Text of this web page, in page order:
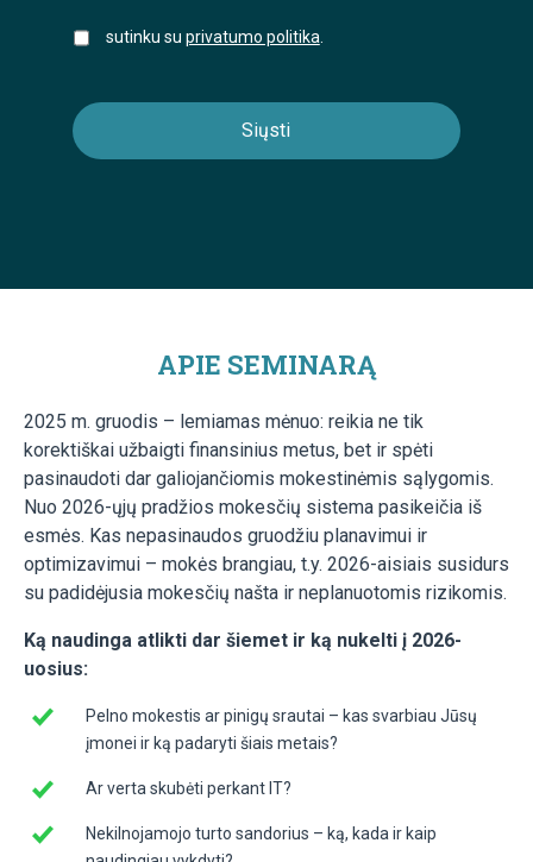
sutinku su privatumo politika
APIE SEMINARĄ
2025 m. gruodis – lemiamas mėnuo: reikia ne tik
korektiškai užbaigti finansinius metus, bet ir spėti
pasinaudoti dar galiojančiomis mokestinėmis sąlygomis.
Nuo 2026-ųjų pradžios mokesčių sistema pasikeičia iš
esmės. Kas nepasinaudos gruodžiu planavimui ir
optimizavimui – mokės brangiau, t.y. 2026-aisiais susidurs
su padidėjusia mokesčių našta ir neplanuotomis rizikomis.
Ką naudinga atlikti dar šiemet ir ką nukelti į 2026-
uosius:
Pelno mokestis ar pinigų srautai – kas svarbiau Jūsų
įmonei ir ką padaryti šiais metais?
Ar verta skubėti perkant IT?
Nekilnojamojo turto sandorius – ką, kada ir kaip